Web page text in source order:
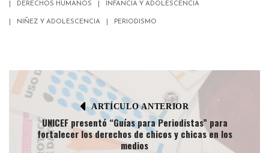
DERECHOS HUMANOS INFANCIA Y ADOLESCENCIA
NIÑEZ Y ADOLESCENCIA PERIODISMO
ARTÍCULO ANTERIOR
UNICEF presentó “Guías para Periodistas” para
fortalecer los derechos de chicos y chicas en los
medios